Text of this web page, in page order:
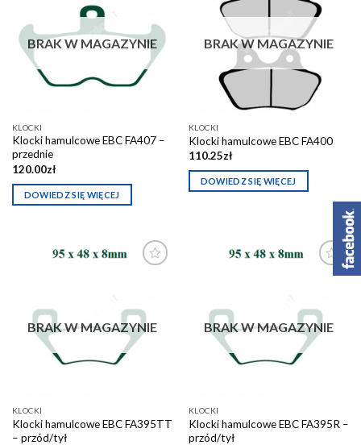
schowka
BRAK W MAGAZYNIE
KLOCKI
Klocki hamulcowe EBC FA407 –
przednie
120.00zł
DOWIEDZ SIĘ WIĘCEJ
Dodaj do
schowka
BRAK W MAGAZYNIE
KLOCKI
Klocki hamulcowe EBC FA400
110.25zł
DOWIEDZ SIĘ WIĘCEJ
schowka
BRAK W MAGAZYNIE
KLOCKI
Klocki hamulcowe EBC FA395TT
– przód/tył
schowka
BRAK W MAGAZYNIE
KLOCKI
Klocki hamulcowe EBC FA395R –
przód/tył